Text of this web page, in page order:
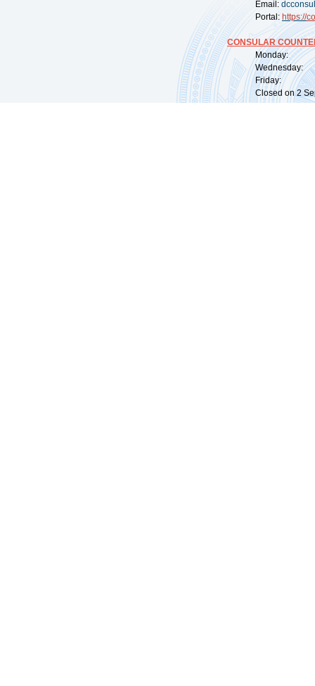
Email:
Portal: https://
CONSULAR
Monday:
Wednesday:
Friday:
Closed on 2